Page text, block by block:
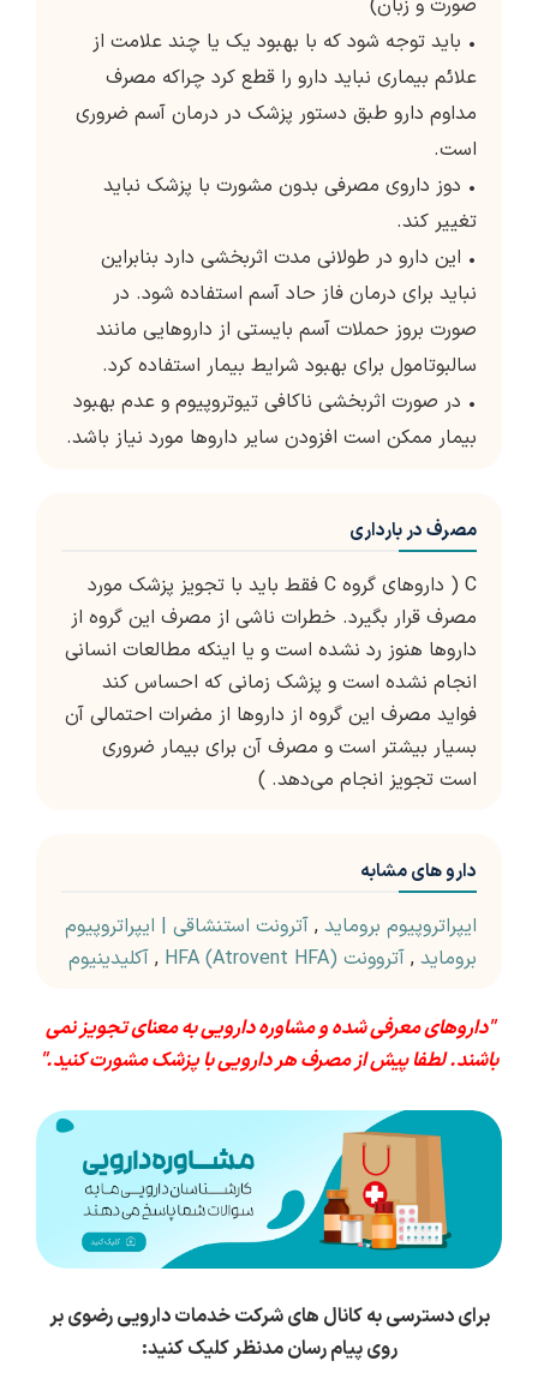
صورت و زبان)
• باید توجه شود که با بهبود یک یا چند علامت از
علائم بیماری نباید دارو را قطع کرد چراکه مصرف
مداوم دارو طبق دستور پزشک در درمان آسم ضروری
است.
• دوز داروی مصرفی بدون مشورت با پزشک نباید
تغییر کند.
• این دارو در طولانی مدت اثربخشی دارد بنابراین
نباید برای درمان فاز حاد آسم استفاده شود. در
صورت بروز حملات آسم بایستی از داروهایی مانند
سالبوتامول برای بهبود شرایط بیمار استفاده کرد.
• در صورت اثربخشی ناکافی تیوتروپیوم و عدم بهبود
بیمار ممکن است افزودن سایر داروها مورد نیاز باشد.
مصرف در بارداری
C ( داروهای گروه C فقط باید با تجویز پزشک مورد
مصرف قرار بگیرد. خطرات ناشی از مصرف این گروه از
داروها هنوز رد نشده است و یا اینکه مطالعات انسانی
انجام نشده است و پزشک زمانی که احساس کند
فواید مصرف این گروه از داروها از مضرات احتمالی آن
بسیار بیشتر است و مصرف آن برای بیمار ضروری
است تجویز انجام می‌دهد. )
دارو های مشابه
ایپراتروپیوم بروماید , آترونت استنشاقی | ایپراتروپیوم
بروماید , آتروونت HFA (Atrovent HFA) , آکلیدینیوم
"داروهای معرفی شده و مشاوره دارویی به معنای تجویز نمی
باشند. لطفا پیش از مصرف هر دارویی با پزشک مشورت کنید."
برای دسترسی به کانال های شرکت خدمات دارویی رضوی بر
روی پیام رسان مدنظر کلیک کنید: